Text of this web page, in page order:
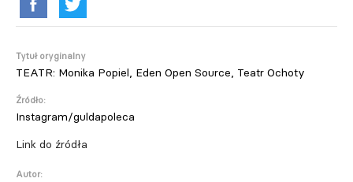
Tytuł oryginalny
TEATR: Monika Popiel, Eden Open Source, Teatr Ochoty
Źródło:
Instagram/guldapoleca
Link do źródła
Autor: